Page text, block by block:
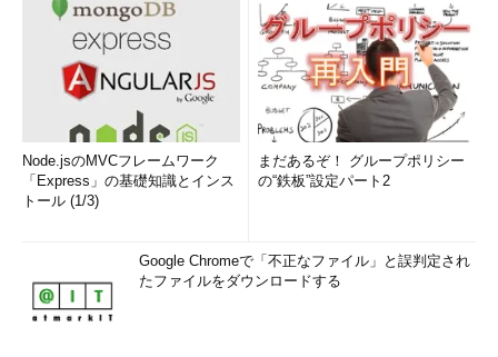
Node.jsのMVCフレームワーク
「Express」の基礎知識とインス
トール (1/3)
まだあるぞ！ グループポリシー
の“鉄板”設定パート2
Google Chromeで「不正なファイル」と誤判定され
たファイルをダウンロードする